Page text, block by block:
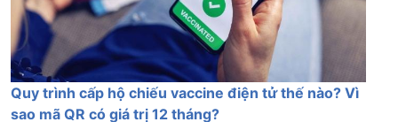
Quy trình cấp hộ chiếu vaccine điện tử thế nào? Vì
sao mã QR có giá trị 12 tháng?